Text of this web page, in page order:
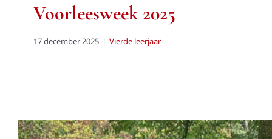
Voorleesweek 2025
17 december 2025 | Vierde leerjaar